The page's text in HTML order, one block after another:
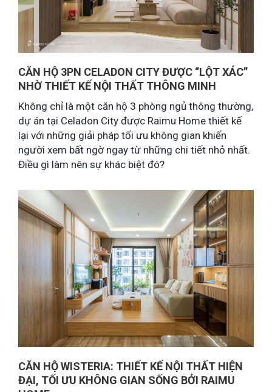
CĂN HỘ 3PN CELADON CITY ĐƯỢC “LỘT XÁC”
NHỜ THIẾT KẾ NỘI THẤT THÔNG MINH
Không chỉ là một căn hộ 3 phòng ngủ thông thường,
dự án tại Celadon City được Raimu Home thiết kế
lại với những giải pháp tối ưu không gian khiến
người xem bất ngờ ngay từ những chi tiết nhỏ nhất.
Điều gì làm nên sự khác biệt đó?
CĂN HỘ WISTERIA: THIẾT KẾ NỘI THẤT HIỆN
ĐẠI, TỐI ƯU KHÔNG GIAN SỐNG BỞI RAIMU